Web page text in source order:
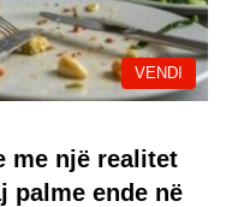
VENDI
me një realitet
palme ende në